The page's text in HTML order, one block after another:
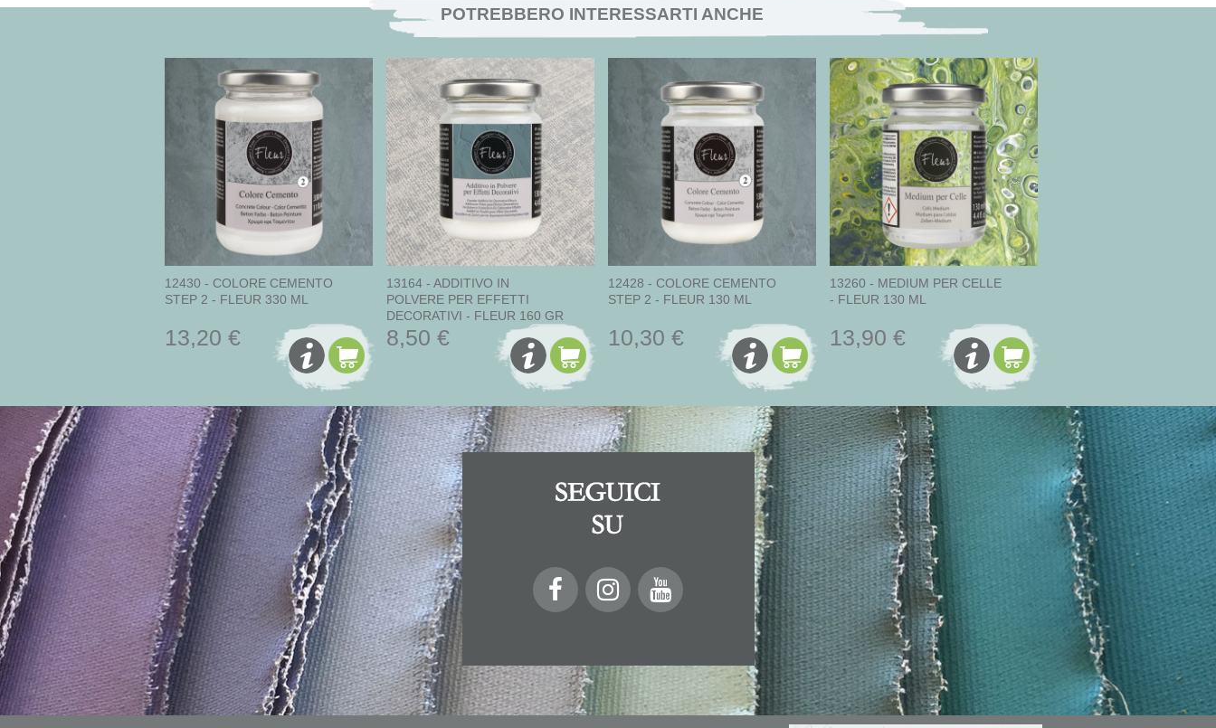
POTREBBERO INTERESSARTI ANCHE
12430 - COLORE CEMENTO
STEP 2 - FLEUR 330 ML
13,20 €
13164 - ADDITIVO IN
POLVERE PER EFFETTI
DECORATIVI - FLEUR 160 GR
8,50 €
12428 - COLORE CEMENTO
STEP 2 - FLEUR 130 ML
10,30 €
13260 - MEDIUM PER CELLE
- FLEUR 130 ML
13,90 €